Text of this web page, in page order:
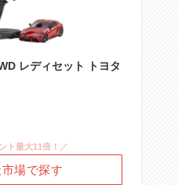
レディセット トヨタ
ト最大11倍！／
場で探す